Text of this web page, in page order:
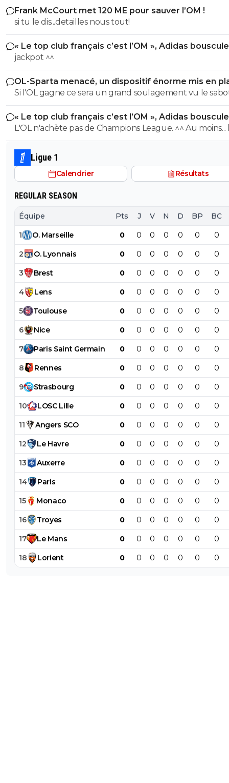
Frank McCourt met 120 ME pour sauver l’OM !
si tu le dis...detailles nous tout!
« Le top club français c’est l’OM », Adidas
PSG
jackpot ^^
OL-Sparta menacé, un dispositif énorme mis en
Si l'OL gagne ce sera un grand soulagement vu le
incroyable du farfelu sans froc Fonseca au match allé.
perd ce sera aussi une grande victoire et une énorme
délivrance avec un possible licenciement de ce clown.
« Le top club français c’est l’OM », Adidas
PSG
L'OL n'achète pas de Champions League. ^^ Au moins... l'OM a
un point commun avec le PSG. Mdr Adidas ne se trompe pas
avec l'OL qui est une valeur sûre... contrairement à
Ligue 1
Calendrier Résultats
REGULAR SEASON
Équipe Pts J V N D BP BC
1 O. Marseille 0 0 0 0 0 0 0
2 O. Lyonnais 0 0 0 0 0 0 0
3 Brest 0 0 0 0 0 0 0
4 Lens 0 0 0 0 0 0 0
5 Toulouse 0 0 0 0 0 0 0
6 Nice 0 0 0 0 0 0 0
7 Paris Saint Germain 0 0 0 0 0 0 0
8 Rennes 0 0 0 0 0 0 0
9 Strasbourg 0 0 0 0 0 0 0
10 LOSC Lille 0 0 0 0 0 0 0
11 Angers SCO 0 0 0 0 0 0 0
12 Le Havre 0 0 0 0 0 0 0
13 Auxerre 0 0 0 0 0 0 0
14 Paris 0 0 0 0 0 0 0
15 Monaco 0 0 0 0 0 0 0
16 Troyes 0 0 0 0 0 0 0
17 Le Mans 0 0 0 0 0 0 0
18 Lorient 0 0 0 0 0 0 0